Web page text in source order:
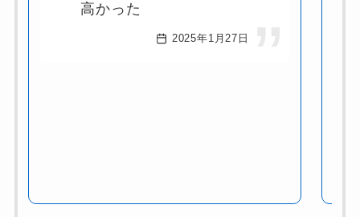
高かった
2025年1月27日